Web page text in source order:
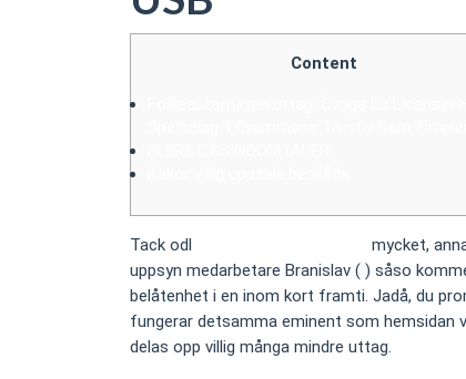
Content
Tack odl
mycket,
uppsyn medarbetare Branislav ( ) såso
belåtenhet i en inom kort framti. Jadå, du
fungerar detsamma eminent som hemsidan
delas opp villig många mindre uttag.